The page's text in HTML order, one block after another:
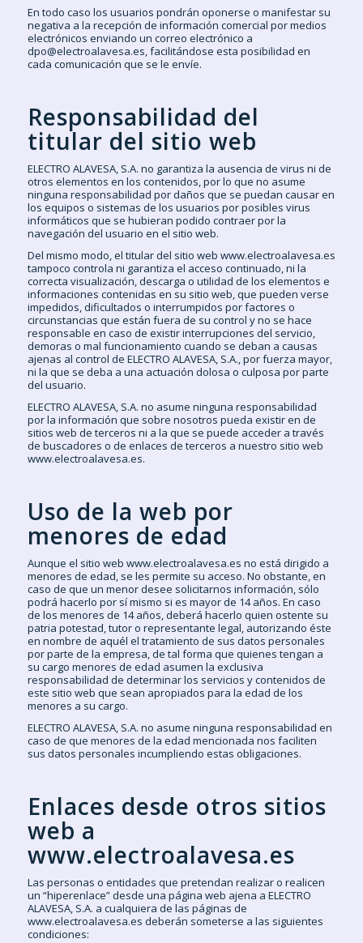
En todo caso los usuarios pondrán oponerse o manifestar su
negativa a la recepción de información comercial por medios
electrónicos enviando un correo electrónico a
dpo@electroalavesa.es, facilitándose esta posibilidad en
cada comunicación que se le envíe.
Responsabilidad del
titular del sitio web
ELECTRO ALAVESA, S.A. no garantiza la ausencia de virus ni de
otros elementos en los contenidos, por lo que no asume
ninguna responsabilidad por daños que se puedan causar en
los equipos o sistemas de los usuarios por posibles virus
informáticos que se hubieran podido contraer por la
navegación del usuario en el sitio web.
Del mismo modo, el titular del sitio web www.electroalavesa.es
tampoco controla ni garantiza el acceso continuado, ni la
correcta visualización, descarga o utilidad de los elementos e
informaciones contenidas en su sitio web, que pueden verse
impedidos, dificultados o interrumpidos por factores o
circunstancias que están fuera de su control y no se hace
responsable en caso de existir interrupciones del servicio,
demoras o mal funcionamiento cuando se deban a causas
ajenas al control de ELECTRO ALAVESA, S.A., por fuerza mayor,
ni la que se deba a una actuación dolosa o culposa por parte
del usuario.
ELECTRO ALAVESA, S.A. no asume ninguna responsabilidad
por la información que sobre nosotros pueda existir en de
sitios web de terceros ni a la que se puede acceder a través
de buscadores o de enlaces de terceros a nuestro sitio web
www.electroalavesa.es.
Uso de la web por
menores de edad
Aunque el sitio web www.electroalavesa.es no está dirigido a
menores de edad, se les permite su acceso. No obstante, en
caso de que un menor desee solicitarnos información, sólo
podrá hacerlo por sí mismo si es mayor de 14 años. En caso
de los menores de 14 años, deberá hacerlo quien ostente su
patria potestad, tutor o representante legal, autorizando éste
en nombre de aquél el tratamiento de sus datos personales
por parte de la empresa, de tal forma que quienes tengan a
su cargo menores de edad asumen la exclusiva
responsabilidad de determinar los servicios y contenidos de
este sitio web que sean apropiados para la edad de los
menores a su cargo.
ELECTRO ALAVESA, S.A. no asume ninguna responsabilidad en
caso de que menores de la edad mencionada nos faciliten
sus datos personales incumpliendo estas obligaciones.
Enlaces desde otros sitios
web a
www.electroalavesa.es
Las personas o entidades que pretendan realizar o realicen
un “hiperenlace” desde una página web ajena a ELECTRO
ALAVESA, S.A. a cualquiera de las páginas de
www.electroalavesa.es deberán someterse a las siguientes
condiciones: